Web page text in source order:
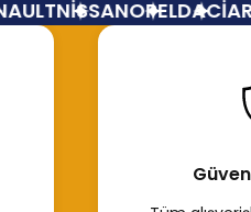
NİSSANOPELDACİA